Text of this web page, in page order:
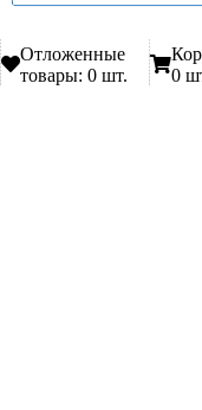
Отложенные
товары: 0 шт.
0